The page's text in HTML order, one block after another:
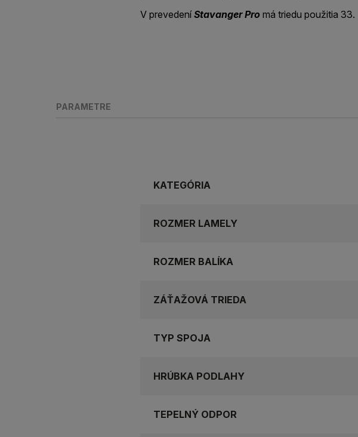
V prevedení Stavanger Pro má triedu použitia 33.
PARAMETRE
KATEGÓRIA
ROZMER LAMELY
ROZMER BALÍKA
ZÁŤAŽOVÁ TRIEDA
TYP SPOJA
HRÚBKA PODLAHY
TEPELNÝ ODPOR